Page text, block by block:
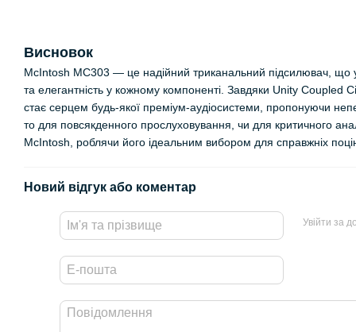
Висновок
McIntosh MC303 — це надійний триканальний підсилювач, що
та елегантність у кожному компоненті. Завдяки Unity
стає серцем будь-якої преміум-аудіосистеми, пропонуючи
то для повсякденного прослуховування, чи для критичного
McIntosh, роблячи його ідеальним вибором для справжніх
Новий відгук або коментар
Увійти за